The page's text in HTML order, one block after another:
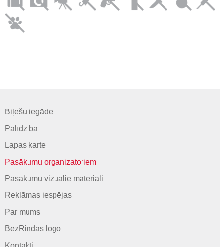
Biļešu iegāde
Palīdzība
Lapas karte
Pasākumu organizatoriem
Pasākumu vizuālie materiāli
Reklāmas iespējas
Par mums
BezRindas logo
Kontakti